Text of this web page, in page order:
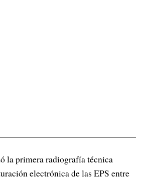
la primera radiografía técnica
electrónica de las EPS entre